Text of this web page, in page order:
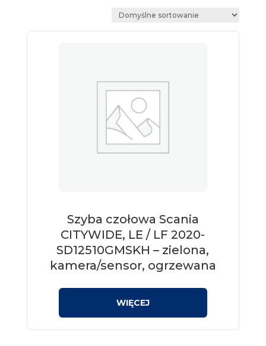
Szyba czołowa Scania
CITYWIDE, LE / LF 2020-
SD12510GMSKH – zielona,
kamera/sensor, ogrzewana